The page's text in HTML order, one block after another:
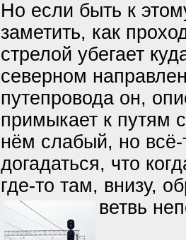
Но если быть к
заметить, как
стрелой убегает
северном
путепровода он,
примыкает к путям
нём слабый, но
догадаться, что
где-то там, внизу,
ветвь